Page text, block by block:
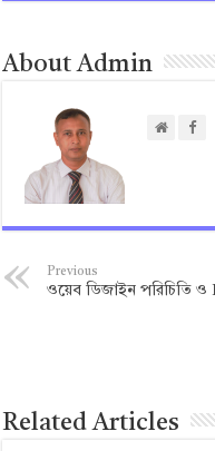
About Admin
Previous
ওয়েব ডিজাইন পরিচিতি
Related Articles